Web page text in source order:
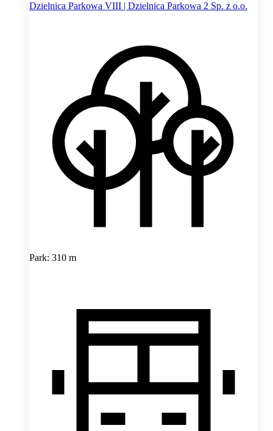
Dzielnica Parkowa VIII | Dzielnica Parkowa 2 Sp. z o.o.
Park: 310 m